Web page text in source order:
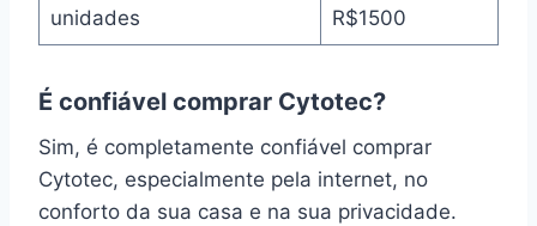
unidades
R$1500
É confiável comprar Cytotec?
Sim, é completamente confiável comprar
Cytotec, especialmente pela internet, no
conforto da sua casa e na sua privacidade.